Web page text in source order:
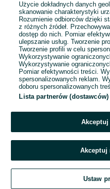
Przejdź na
Użycie dokładnych danych
skanowanie charakterystyki
Rozumienie odbiorców dzięki
z różnych źródeł.
dostęp do nich. Pomiar
ulepszanie usług. Tworzenie
Tworzenie profili w celu
Wykorzystywanie
Wykorzystywanie
Pomiar efektywności treści.
spersonalizowanych reklam.
doboru spersonalizowanych
Lista partnerów (dostawców)
Akceptuj
Ustaw